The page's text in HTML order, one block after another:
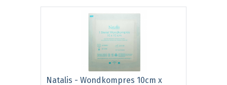
Natalis - Wondkompres 10cm x